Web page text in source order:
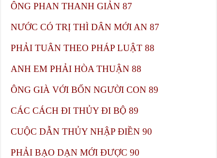
ÔNG PHAN THANH GIẢN​ 87
NƯỚC CÓ TRỊ THÌ DÂN MỚI AN​ 87
PHẢI TUÂN THEO PHÁP LUẬT​ 88
ANH EM PHẢI HÒA THUẬN​ 88
ÔNG GIÀ VỚI BỐN NGƯỜI CON​ 89
CÁC CÁCH ĐI THỦY ĐI BỘ​ 89
CUỘC DẪN THỦY NHẬP ĐIỀN​ 90
PHẢI BẠO DẠN MỚI ĐƯỢC​ 90